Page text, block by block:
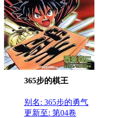
365步的棋王
别名: 365步的勇气
更新至: 第04卷